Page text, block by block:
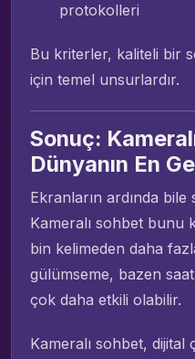
protokolleri
Bu kriterler, kaliteli bir
için temel unsurlardır.
Sonuç:
Dünyanın En
Ekranların ardında
Kameralı sohbet bunu
bin kelimeden daha
gülümseme, bazen
çok daha etkili olabilir.
Kameralı sohbet, dijital